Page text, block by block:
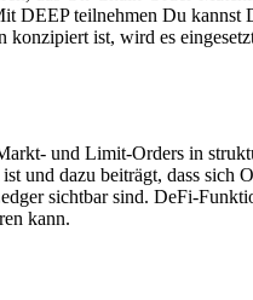
teilnehmen Du kannst
ist, wird es
und Limit-Orders in
und dazu beiträgt, dass
sichtbar sind. DeFi-
kann.